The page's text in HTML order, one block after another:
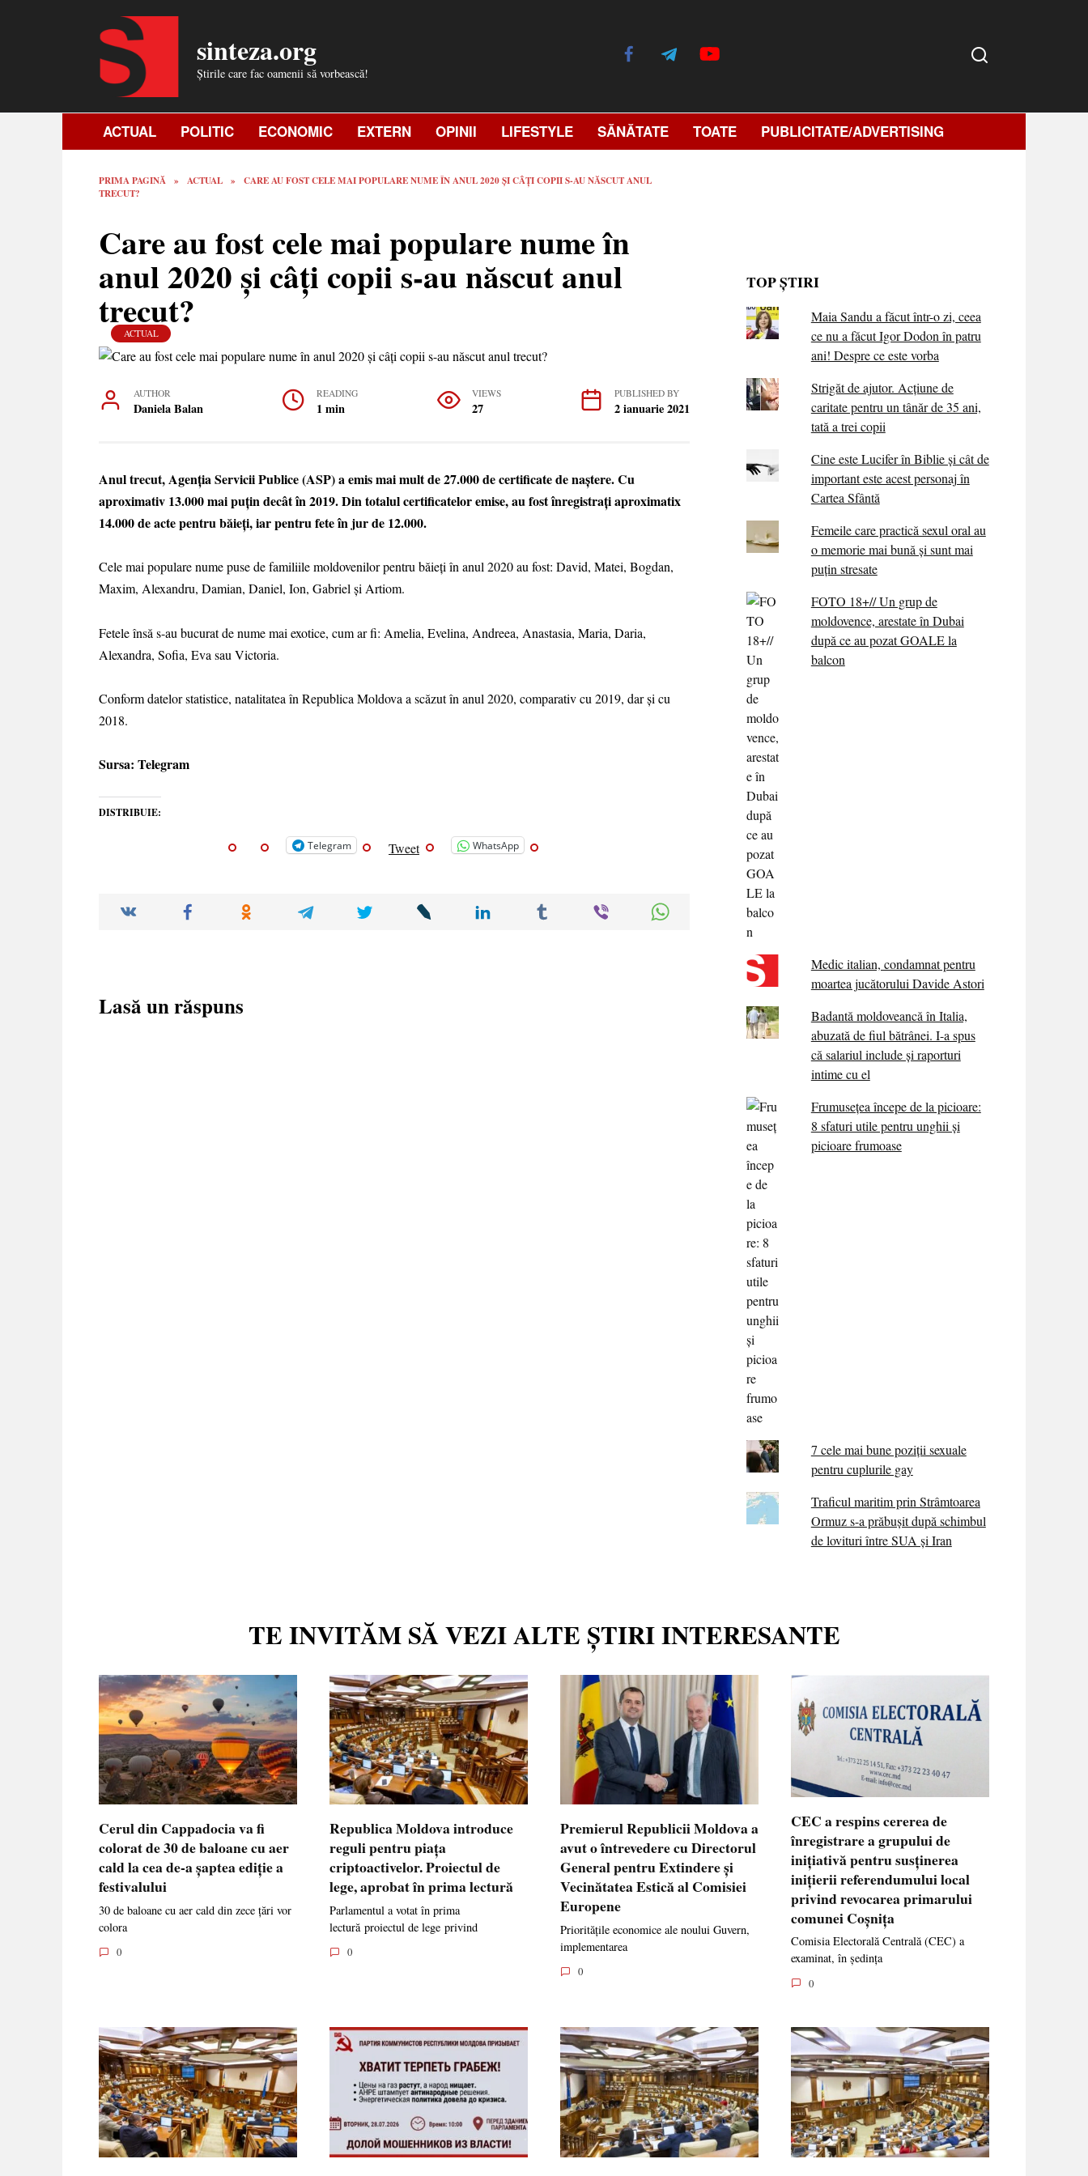
sinteza.org
Știrile care fac oamenii să vorbească!
ACTUAL POLITIC ECONOMIC EXTERN OPINII LIFESTYLE SĂNĂTATE TOATE PUBLICITATE/ADVERTISING
PRIMA PAGINĂ » ACTUAL »
CARE AU FOST CELE MAI POPULARE NUME ÎN ANUL 2020 ȘI CÂȚI COPII S-AU NĂSCUT ANUL
TRECUT?
Care au fost cele mai populare nume în
anul 2020 și câți copii s-au născut anul
trecut?
ACTUAL
AUTHOR
Daniela Balan
READING
1 min
VIEWS
27
PUBLISHED BY
2 ianuarie 2021
Anul trecut, Agenția Servicii Publice (ASP) a emis mai mult de 27.000 de certificate de naștere. Cu
aproximativ 13.000 mai puțin decât în 2019. Din totalul certificatelor emise, au fost înregistrați aproximatix
14.000 de acte pentru băieți, iar pentru fete în jur de 12.000.
Cele mai populare nume puse de familiile moldovenilor pentru băieți în anul 2020 au fost: David, Matei, Bogdan,
Maxim, Alexandru, Damian, Daniel, Ion, Gabriel și Artiom.
Fetele însă s-au bucurat de nume mai exotice, cum ar fi: Amelia, Evelina, Andreea, Anastasia, Maria, Daria,
Alexandra, Sofia, Eva sau Victoria.
Conform datelor statistice, natalitatea în Republica Moldova a scăzut în anul 2020, comparativ cu 2019, dar și cu
2018.
Sursa: Telegram
DISTRIBUIE:
Telegram Tweet WhatsApp
Lasă un răspuns
TOP ȘTIRI
Maia Sandu a făcut într-o zi, ceea
ce nu a făcut Igor Dodon în patru
ani! Despre ce este vorba
Strigăt de ajutor. Acțiune de
caritate pentru un tânăr de 35 ani,
tată a trei copii
Cine este Lucifer în Biblie și cât de
important este acest personaj în
Cartea Sfântă
Femeile care practică sexul oral au
o memorie mai bună și sunt mai
puțin stresate
FOTO 18+// Un grup de
moldovence, arestate în Dubai
după ce au pozat GOALE la
balcon
Medic italian, condamnat pentru
moartea jucătorului Davide Astori
Badantă moldoveancă în Italia,
abuzată de fiul bătrânei. I-a spus
că salariul include și raporturi
intime cu el
Frumusețea începe de la picioare:
8 sfaturi utile pentru unghii și
picioare frumoase
7 cele mai bune poziții sexuale
pentru cuplurile gay
Traficul maritim prin Strâmtoarea
Ormuz s-a prăbușit după schimbul
de lovituri între SUA şi Iran
TE INVITĂM SĂ VEZI ALTE ȘTIRI INTERESANTE
Cerul din Cappadocia va fi
colorat de 30 de baloane cu aer
cald la cea de-a șaptea ediție a
festivalului
30 de baloane cu aer cald din zece țări vor
colora
0
Republica Moldova introduce
reguli pentru piața
criptoactivelor. Proiectul de
lege, aprobat în prima lectură
Parlamentul a votat în prima
lectură proiectul de lege privind
0
Premierul Republicii Moldova a
avut o întrevedere cu Directorul
General pentru Extindere și
Vecinătatea Estică al Comisiei
Europene
Prioritățile economice ale noului Guvern,
implementarea
0
CEC a respins cererea de
înregistrare a grupului de
inițiativă pentru susținerea
inițierii referendumului local
privind revocarea primarului
comunei Coșnița
Comisia Electorală Centrală (CEC) a
examinat, în ședința
0